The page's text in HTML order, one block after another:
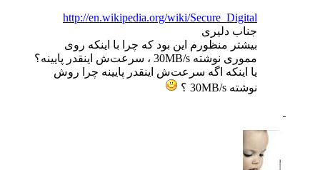
http://en.wikipedia.org/wiki/Secure_Digital
جناب دلیری
بیشتر منظورم این بود که چرا با اینکه روی
مموری نوشته 30MB/s ، سرعت‌ش اینقدر پایینه؟
یا اینکه اگه سرعت‌ش اینقدر پایینه چرا روش
نوشته 30MB/s ؟